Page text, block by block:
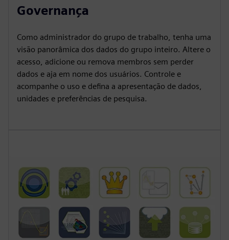
Governança
Como administrador do grupo de trabalho, tenha uma
visão panorâmica dos dados do grupo inteiro. Altere o
acesso, adicione ou remova membros sem perder
dados e aja em nome dos usuários. Controle e
acompanhe o uso e defina a apresentação de dados,
unidades e preferências de pesquisa.